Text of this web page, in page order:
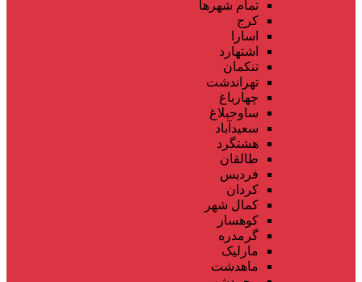
تمام شهر‌ها
کرج
اسارا
اشتهارد
تنکمان
تهراندشت
چهارباغ
ساوجبلاغ
سعیدآباد
هشتگرد
طالقان
فردیس
کردان
کمال شهر
کوهسار
گرمدره
مارلیک
ماهدشت